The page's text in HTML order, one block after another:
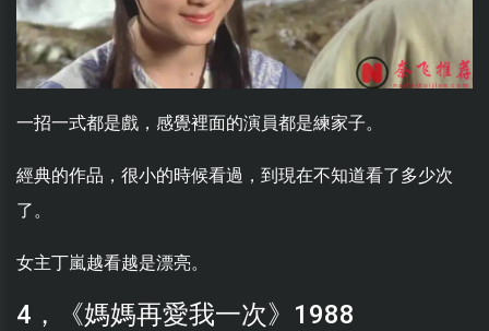
一招一式都是戲，感覺裡面的演員都是練家子。
經典的作品，很小的時候看過，到現在不知道看了多少次
了。
女主丁嵐越看越是漂亮。
4，《媽媽再愛我一次》1988